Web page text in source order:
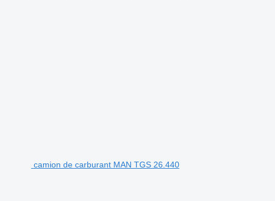
camion de carburant MAN TGS 26.440